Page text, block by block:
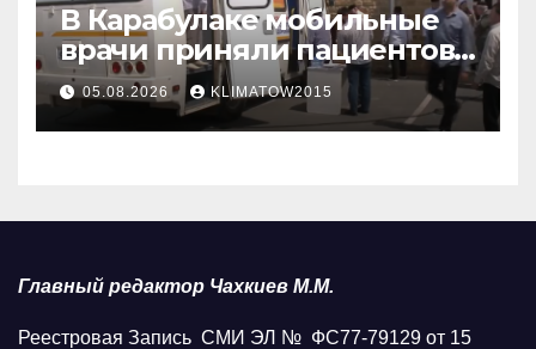
В Карабулаке мобильные
врачи приняли пациентов
у стен мечети
05.08.2026 KLIMATOW2015
Главный редактор Чахкиев М.М.
Реестровая Запись СМИ ЭЛ № ФС77-79129 от 15